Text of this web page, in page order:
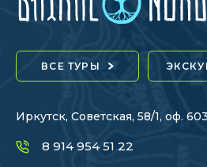
ВСЕ ТУРЫ
Иркутск, Советская, 58/1, оф.
8 914 954 51 22